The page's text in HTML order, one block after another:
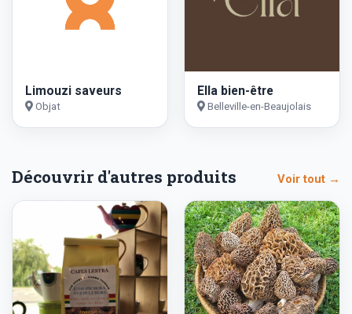
Limouzi saveurs
Objat
Ella bien-être
Belleville-en-Beaujolais
Découvrir d'autres produits Voir tout →